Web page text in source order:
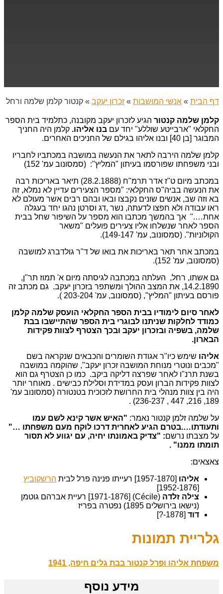
דף הבית » אנשי המושבות » זכרון יעקב » קנטור קלמן שלמה ורחל
קלמן שלמה קנטור הגיע לזכרון יעקב מקובנה, כתלמיד בית הספר
החקלאי "ארבייטע שוללע" יחד עם בנו אליהו. קלמן היה החניך
המבוגר [בן 40] ובנו אליהו בגילם של החניכים האחרים.
קלמן שלמה הירבה לתאר את הנעשה במושבה במכתביו לחבריו
ובני משפחתו שפורסמו בעיתון "המליץ": (סמסונוב עמ' 152)
במכתב מיום ט"ז אדר תרמ"ח (28.2.1888) תיאר באריכות רבה
את הנעשה בביה"ס החקלאי: "מספר הצעירים עדיין לא נמלא, זה
בא וזה שב, אנשים שונים נקבצו ובאו ובהם רבים אשר מעולם לא
ראו עבודה ולא חפצו לדעתה, נשר ,דג וסרטן נהגו יחד בעגלה
אחת…." אך בהמשך מכתבו הוא מספר על השיפור שחל בבית
הספר לאחר שנשלחו אליו צעירים פועלים "משאר
הקולוניות". (סמסונוב, עמ' 149-147).
במכתב אחר תאר באריכות את בואו של ד"ר גולדברג למושבה
(סמסונוב, עמ' 152).
גם אשתו, רחל, העלתה במכתבה לגיסתה מיום א' תמוז תר"ן,
14.2.1890, את המצב ההולך ומשתפר בזכרון יעקב. גם מכתב זה
פורסם בעיתון "המליץ", (סמסונוב, עמ' 203-204 ).
לאחר סיום לימודיו בבית הספר החקלאי הועסק שלמה קלמן
כמודד לחלקות שניתנו לבוגרי בית הספר שהתיישבו בבת
שלמה, בשפיה ובזכרון יעקב ובכך הצטרף לצוות פקידות
הבארון.
אליהו שימש כיו"ר אגודת השומרים והכבאים שנקראה בשם
"מכבים ונוטרי מנוחת המושבה זכרון יעקב", שהוקמה במושבה
בשנת תרנ"ו לאחר שפרצה דליקה ביקב. כמו כן הצטרף גם הוא
לצוות פקידות הברון ועסק במדידת וסלילת כבישים . מאוחר יותר
היה בין צוות מנהלי בית החרושת לזכוכית בטנטורה (סמסונוב עמ'
189, 216, 447 , 236-237) .
על שלמה זלמן קנטור נאמר: "האיש אשר קינא לשם עמו
ותעודתו….בטרם הגיע לאחרית דרכו לוקח מעם משפחתו …"
על מצבתו נרשם: "צדיק באמונתו יחיה, עם יגווע לא תסור
תומתו ממנו" .
צאצאים:
אליהו [1957-1870] רעייתו פנינה פרל לבית
הרשקוביץ
[1952-1876]
צילה זלדה
(Cécile) [1971-1876] רעיית אברהם גוטמן
(נישאו בירושלים 1895) נפטרה בפריז
דוד [1878-?]
גלריית תמונות
משפחת אליהו ופרל קנטור בבת גלים חיפה, 1941
מידע נוסף